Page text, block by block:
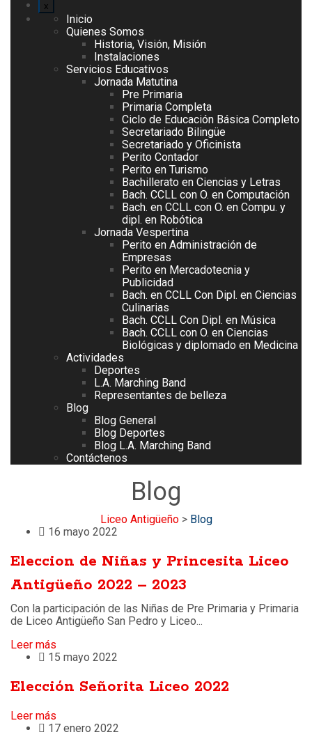
x
Inicio
Quienes Somos
Historia, Visión, Misión
Instalaciones
Servicios Educativos
Jornada Matutina
Pre Primaria
Primaria Completa
Ciclo de Educación Básica Completo
Secretariado Bilingüe
Secretariado y Oficinista
Perito Contador
Perito en Turismo
Bachillerato en Ciencias y Letras
Bach. CCLL con O. en Computación
Bach. en CCLL con O. en Compu. y
dipl. en Robótica
Jornada Vespertina
Perito en Administración de
Empresas
Perito en Mercadotecnia y
Publicidad
Bach. en CCLL Con Dipl. en Ciencias
Culinarias
Bach. CCLL Con Dipl. en Música
Bach. CCLL con O. en Ciencias
Biológicas y diplomado en Medicina
Actividades
Deportes
L.A. Marching Band
Representantes de belleza
Blog
Blog General
Blog Deportes
Blog L.A. Marching Band
Contáctenos
Blog
Liceo Antigüeño> Blog
16 mayo 2022
Eleccion de Niñas y Princesita Liceo
Antigüeño 2022 – 2023
Con la participación de las Niñas de Pre Primaria y Primaria
de Liceo Antigüeño San Pedro y Liceo...
Leer más
15 mayo 2022
Elección Señorita Liceo 2022
Leer más
17 enero 2022